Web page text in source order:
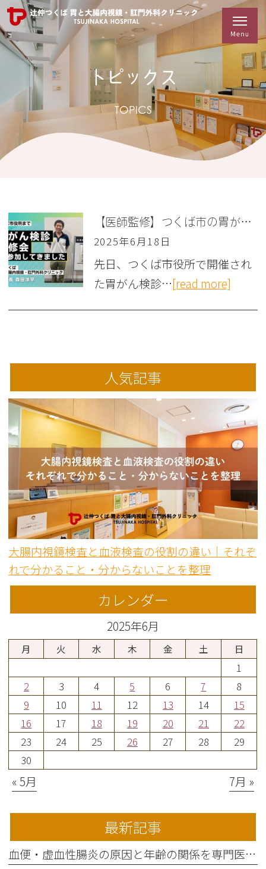
トピックス
TOPICS
【医師監修】つくば市の胃がん検診研修会に参加して再確認した、内視鏡検査の重要性
2025年6月18日
先日、つくば市役所で開催され
た胃がん検診…[read more]
人気記事
大腸内視鏡検査と血液検査の役割の違い｜それぞ
れで分かること・分からないことを整理
カレンダー
2025年6月
月 火 水 木 金 土 日
1
2
3 4 5 6 7
8
9
10 11 12 13 14
15
16
17 18 19 20 21
22
23
24 25 26 27 28
29
30
« 5月 7月 »
最新記事
血便・虚血性腸炎の原因と年齢の関係を専門医がわかりやすく解説